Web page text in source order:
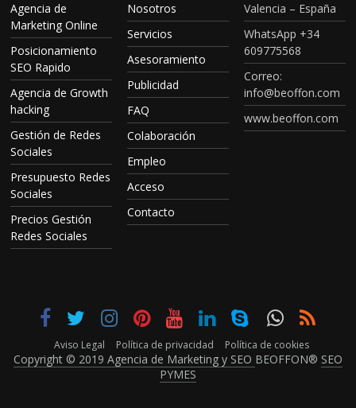
Agencia de
Marketing Online
Posicionamiento
SEO Rapido
Agencia de Growth
hacking
Gestión de Redes
Sociales
Presupuesto Redes
Sociales
Precios Gestión
Redes Sociales
Nosotros
Servicios
Asesoramiento
Publicidad
FAQ
Colaboración
Empleo
Acceso
Contacto
Valencia – España
WhatsApp +34
609775568
Correo:
info@beoffon.com
www.beoffon.com
Aviso Legal Política de privacidad Política de cookies
Copyright © 2019 Agencia de Marketing y SEO BEOFFON® SEO
PYMES